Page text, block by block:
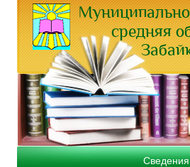
средняя
Сведения